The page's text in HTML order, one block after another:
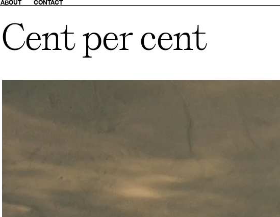
ABOUT CONTACT
Cent per cent